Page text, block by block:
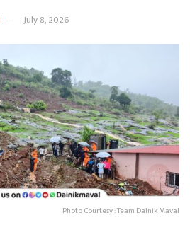
July 8, 2026
Photo Courtesy : Team Dainik Maval